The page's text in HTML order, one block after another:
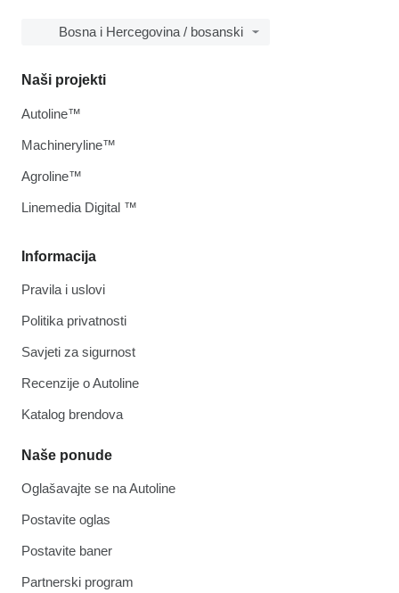
Bosna i Hercegovina / bosanski
Informacija
Pravila i uslovi
Politika privatnosti
Savjeti za sigurnost
Recenzije o Autoline
Katalog brendova
Naše ponude
Oglašavajte se na Autoline
Postavite oglas
Postavite baner
Partnerski program
Naši projekti
Autoline™
Machineryline™
Agroline™
Linemedia Digital ™